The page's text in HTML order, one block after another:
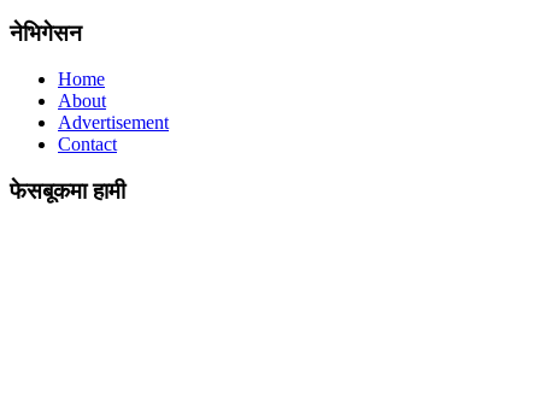
नेभिगेसन
Home
About
Advertisement
Contact
फेसबूकमा हामी